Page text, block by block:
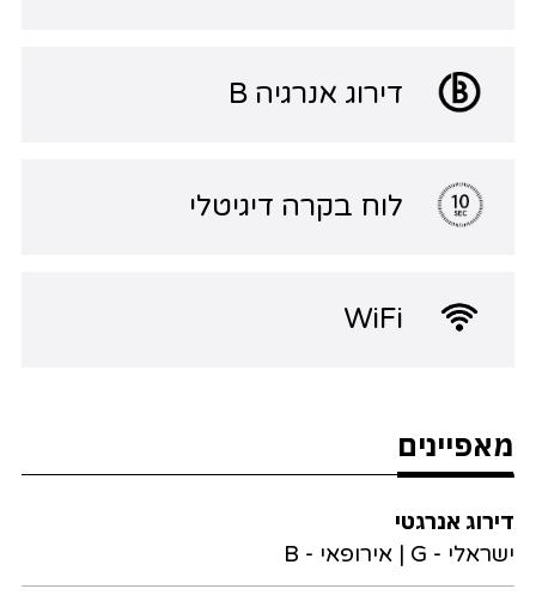
דירוג אנרגיה B
לוח בקרה דיגיטלי
WiFi
מאפיינים
דירוג אנרגטי
ישראלי - G | אירופאי - B